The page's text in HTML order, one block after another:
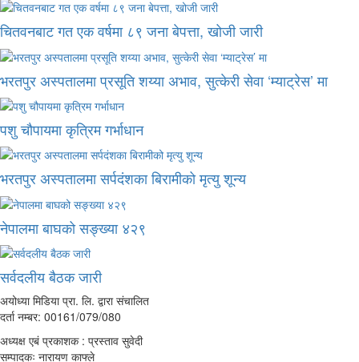
चितवनबाट गत एक वर्षमा ८९ जना बेपत्ता, खोजी जारी
भरतपुर अस्पतालमा प्रसूति शय्या अभाव, सुत्केरी सेवा ‘म्याट्रेस’ मा
पशु चौपायमा कृत्रिम गर्भाधान
भरतपुर अस्पतालमा सर्पदंशका बिरामीको मृत्यु शून्य
नेपालमा बाघको सङ्ख्या ४२९
सर्वदलीय बैठक जारी
अयोध्या मिडिया प्रा. लि. द्वारा संचालित
दर्ता नम्बर: 00161/079/080
अध्यक्ष एबं प्रकाशक : प्रस्ताव सुवेदी
सम्पादकः नारायण काफ्ले